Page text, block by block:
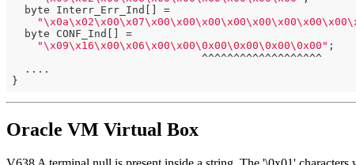
  byte Interr_Err_Ind[] =
  byte CONF_Ind[] =
"\x09\x16\x00\x06\x00\x00\0x00\0x00\0x00\0x00" ;
                              ^^^^^^^^^^^^^^^^^^^
  ....
Oracle VM Virtual Box